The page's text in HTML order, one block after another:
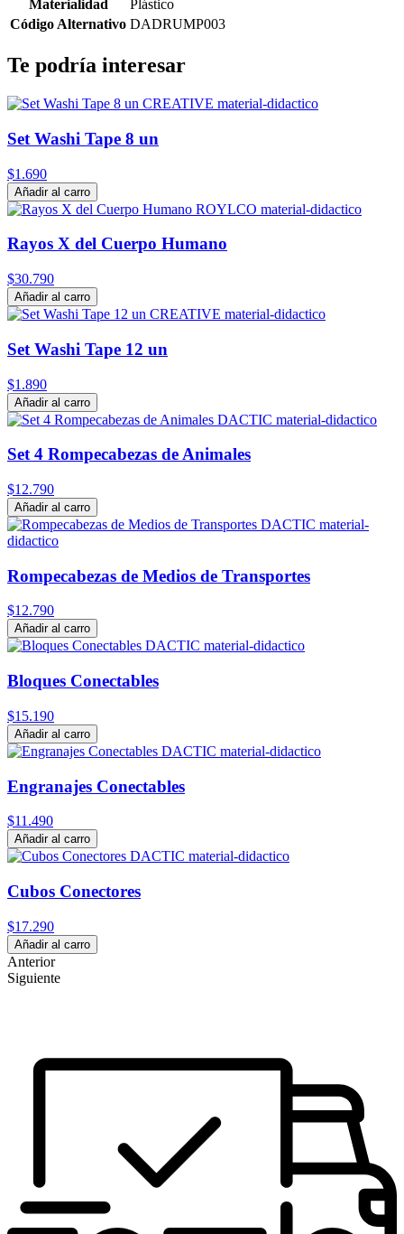
Materialidad
Plástico
Código Alternativo DADRUMP003
Te podría interesar
Set Washi Tape 8 un
$1.690
Añadir al carro
Rayos X del Cuerpo Humano
$30.790
Añadir al carro
Set Washi Tape 12 un
$1.890
Añadir al carro
Set 4 Rompecabezas de Animales
$12.790
Añadir al carro
Rompecabezas de Medios de Transportes
$12.790
Añadir al carro
Bloques Conectables
$15.190
Añadir al carro
Engranajes Conectables
$11.490
Añadir al carro
Cubos Conectores
$17.290
Añadir al carro
Anterior
Siguiente